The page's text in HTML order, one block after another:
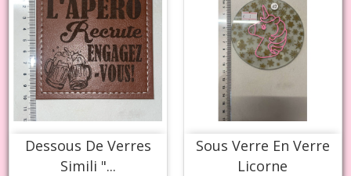
Dessous De Verres
Simili "...
Sous Verre En Verre
Licorne